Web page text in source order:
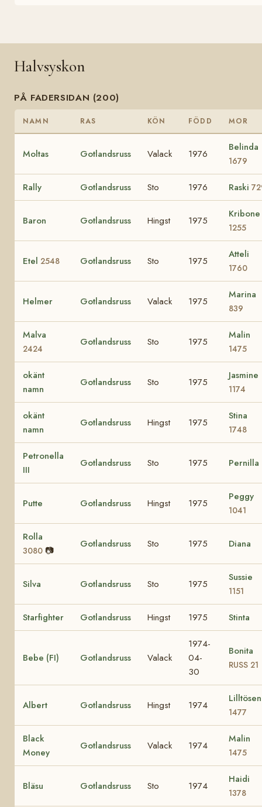
Halvsyskon
PÅ FADERSIDAN (200)
NAMN RAS KÖN FÖDD MOR
Moltas Gotlandsruss Valack 1976
Belinda
1679
Rally Gotlandsruss Sto 1976 Raski
Baron Gotlandsruss Hingst 1975
Kribone
1255
Etel 2548 Gotlandsruss Sto 1975
Atteli
1760
Helmer Gotlandsruss Valack 1975
Marina
839
Malva
2424
Gotlandsruss Sto 1975
Malin
1475
okänt
namn
Gotlandsruss Sto 1975
Jasmine
1174
okänt
namn
Gotlandsruss Hingst 1975
Stina
1748
Petronella
III
Gotlandsruss Sto 1975 Pernilla
Putte Gotlandsruss Hingst 1975
Peggy
1041
Rolla
3080 📷
Gotlandsruss Sto 1975 Diana
Silva Gotlandsruss Sto 1975
Sussie
1151
Starfighter Gotlandsruss Hingst 1975 Stinta
Bebe (FI) Gotlandsruss Valack
1974-
04-
30
Bonita
RUSS 21
Albert Gotlandsruss Hingst 1974
Lilltösen
1477
Black
Money
Gotlandsruss Valack 1974
Malin
1475
Bläsu Gotlandsruss Sto 1974
Haidi
1378